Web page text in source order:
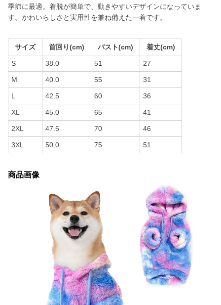
季節に最適。着脱が簡単で、動きやすいデザインになっていま
す。かわいらしさと実用性を兼ね備えた一着です。
サイズ 首回り(cm) バスト(cm) 着丈(cm)
S 38.0 51 27
M 40.0 55 31
L 42.5 60 36
XL 45.0 65 41
2XL 47.5 70 46
3XL 50.0 75 51
商品画像